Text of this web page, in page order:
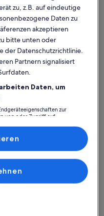
App?
immer
WLAN!
rund um die Uhr,
zu, z.B. auf eindeutige
Daten zu
akzeptieren
bitte unten oder
der Datenschutzrichtlinie.
Partnern signalisiert
Daten, um
zur
von oder Zugriff auf
der Performance von Inhalten,
und Verbesserung von